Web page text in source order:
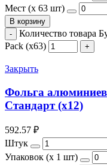
Мест (x 63 шт)
В корзину
Количество товара
Pack (х63)
Закрыть
Фольга
Стандарт (х12)
592.57 ₽
Штук
Упаковок (x 1 шт)